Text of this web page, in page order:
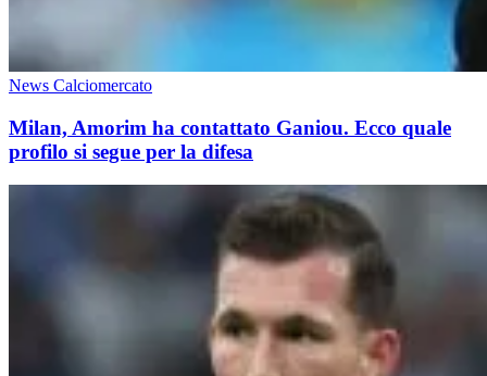
News Calciomercato
Milan, Amorim ha contattato Ganiou. Ecco quale
profilo si segue per la difesa